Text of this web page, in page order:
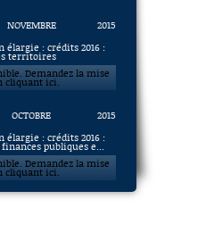
NOVEMBRE
2015
élargie : crédits 2016 :
territoires
Demandez la mise
cliquant ici.
OCTOBRE
2015
élargie : crédits 2016 :
publiques e...
Demandez la mise
cliquant ici.